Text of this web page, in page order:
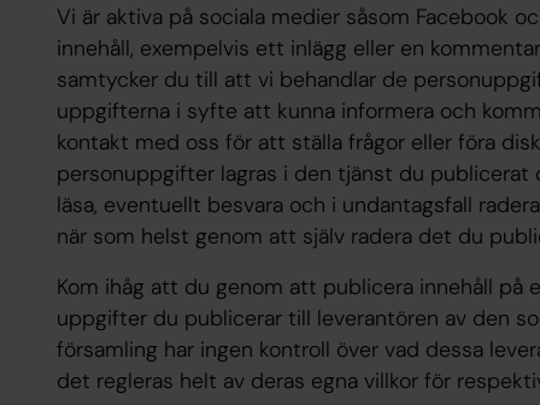
Vi är aktiva på sociala medier såsom Facebook
innehåll, exempelvis ett inlägg eller en
samtycker du till att vi behandlar de
uppgifterna i syfte att kunna informera och
kontakt med oss för att ställa frågor eller föra
personuppgifter lagras i den tjänst du
läsa, eventuellt besvara och i undantagsfall
när som helst genom att själv radera det du
Kom ihåg att du genom att publicera innehåll på
uppgifter du publicerar till leverantören av den
församling har ingen kontroll över vad dessa
det regleras helt av deras egna villkor för